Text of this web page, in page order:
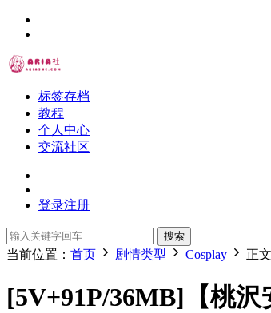
标签存档
教程
个人中心
交流社区
登录注册
搜索
当前位置： 首页 剧情类型 Cosplay 正文
[5V+91P/36MB]【桃沢